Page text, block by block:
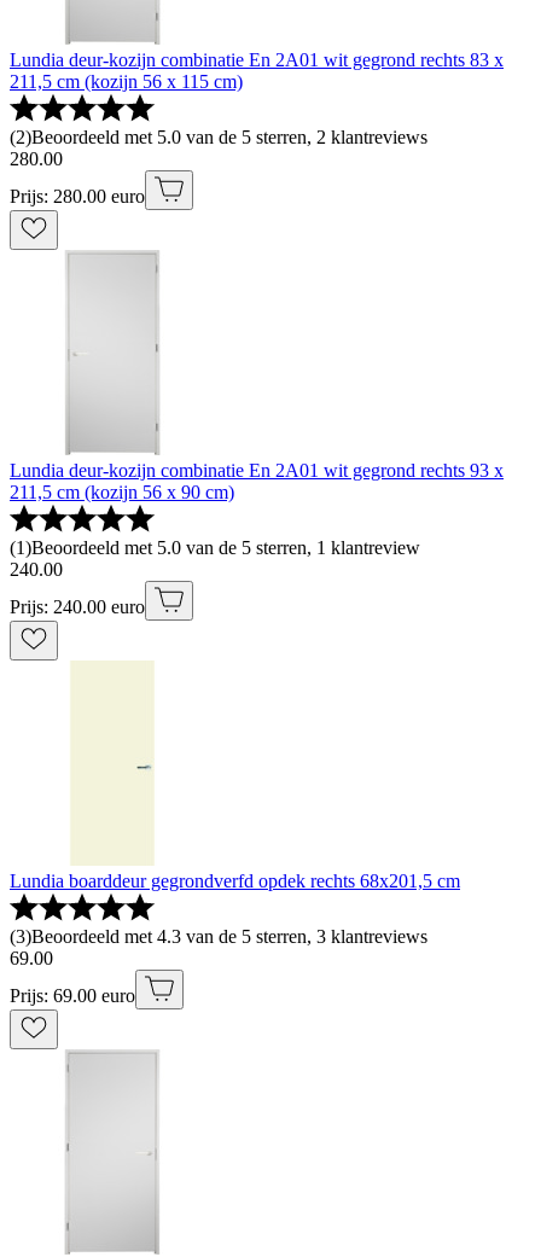
Lundia deur-kozijn combinatie En 2A01 wit gegrond rechts 83 x
211,5 cm (kozijn 56 x 115 cm)
(2)Beoordeeld met 5.0 van de 5 sterren, 2 klantreviews
280.00
Prijs: 280.00 euro
Lundia deur-kozijn combinatie En 2A01 wit gegrond rechts 93 x
211,5 cm (kozijn 56 x 90 cm)
(1)Beoordeeld met 5.0 van de 5 sterren, 1 klantreview
240.00
Prijs: 240.00 euro
Lundia boarddeur gegrondverfd opdek rechts 68x201,5 cm
(3)Beoordeeld met 4.3 van de 5 sterren, 3 klantreviews
69.00
Prijs: 69.00 euro